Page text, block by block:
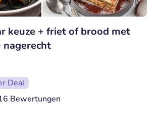
keuze + friet of brood met
nagerecht
Deal
Bewertungen